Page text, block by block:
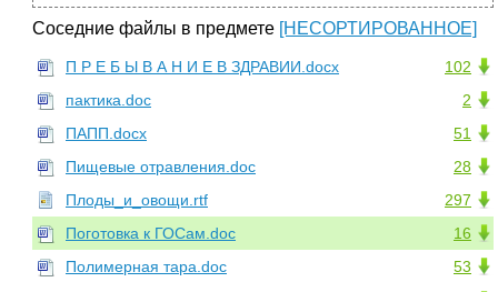
Соседние файлы в предмете [НЕСОРТИРОВАННОЕ]
102
П Р Е Б Ы В А Н И Е В ЗДРАВИИ.docx
2
пактика.doc
51
ПАПП.docx
28
Пищевые отравления.doc
297
Плоды_и_овощи.rtf
16
Поготовка к ГОСам.doc
53
Полимерная тара.doc